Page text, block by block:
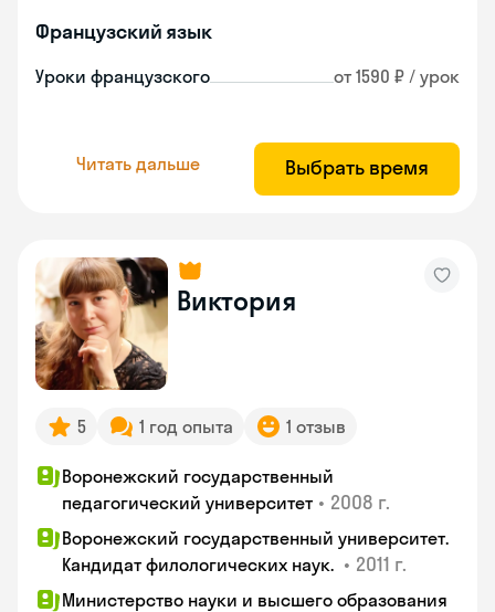
Французский язык
Уроки французского от 1590 ₽ / урок
Читать дальше Выбрать время
Виктория
5 1 год опыта 1 отзыв
Воронежский государственный
педагогический университет • 2008 г.
Воронежский государственный университет.
Кандидат филологических наук. • 2011 г.
Министерство науки и высшего образования